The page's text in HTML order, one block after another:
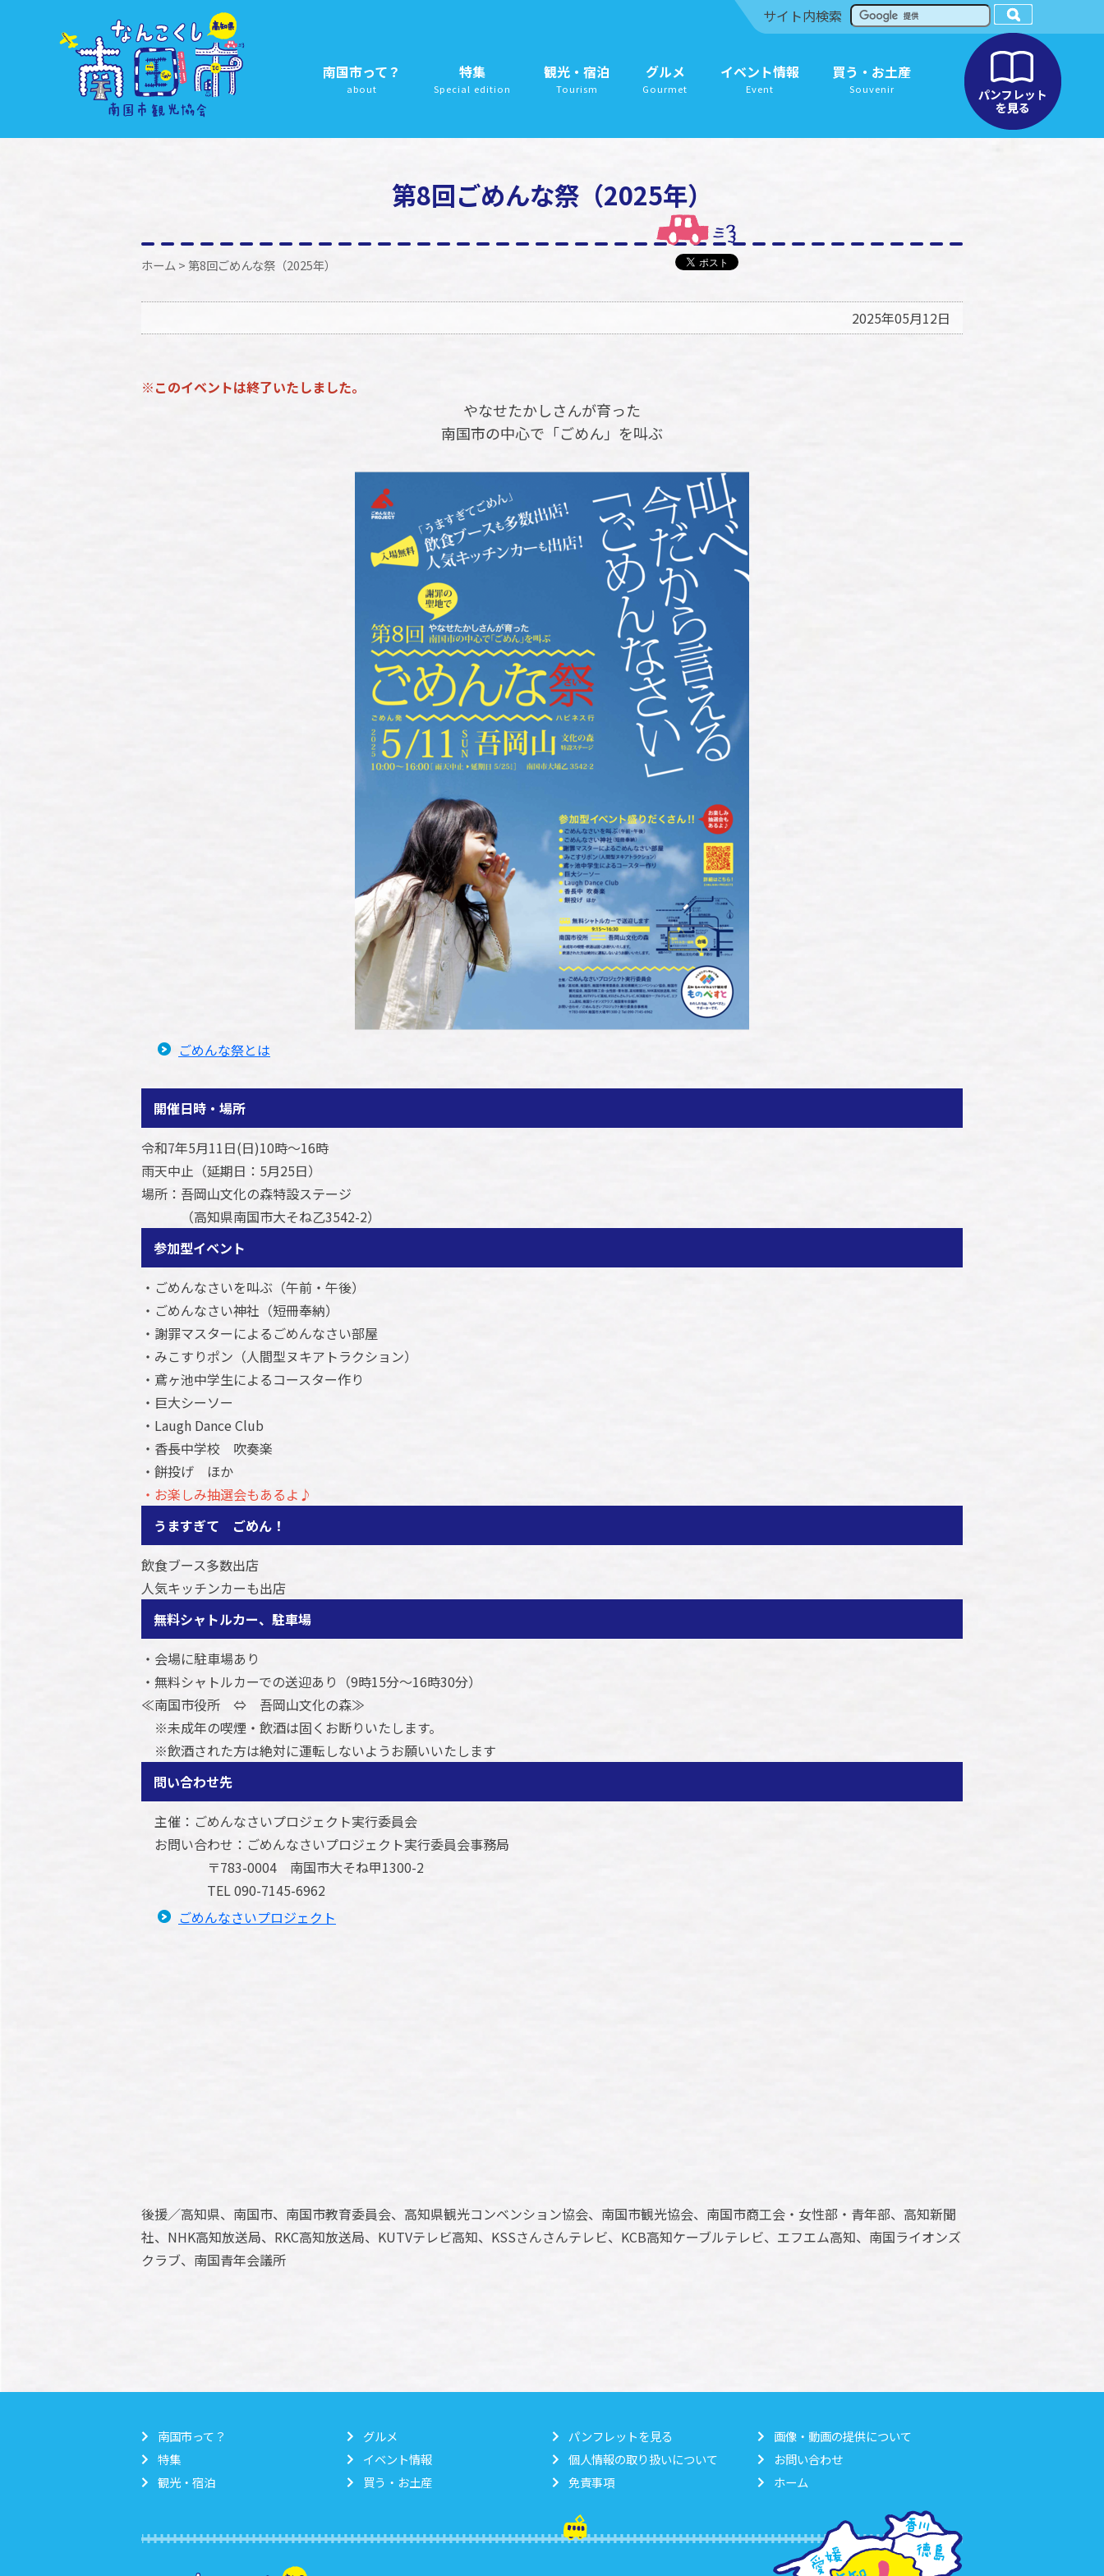
サイト内検索
南国市って？
about
特集
Special edition
観光・宿泊
Tourism
グルメ
Gourmet
イベント情報
Event
買う・お土産
Souvenir
第8回ごめんな祭（2025年）
ホーム > 第8回ごめんな祭（2025年）
2025年05月12日
※このイベントは終了いたしました。
やなせたかしさんが育った
南国市の中心で「ごめん」を叫ぶ
ごめんな祭とは
開催日時・場所
令和7年5月11日(日)10時～16時
雨天中止（延期日：5月25日）
場所：吾岡山文化の森特設ステージ
（高知県南国市大そね乙3542-2）
参加型イベント
・ごめんなさいを叫ぶ（午前・午後）
・ごめんなさい神社（短冊奉納）
・謝罪マスターによるごめんなさい部屋
・みこすりポン（人間型ヌキアトラクション）
・鳶ヶ池中学生によるコースター作り
・巨大シーソー
・Laugh Dance Club
・香長中学校 吹奏楽
・餅投げ ほか
・お楽しみ抽選会もあるよ♪
うますぎて ごめん！
飲食ブース多数出店
人気キッチンカーも出店
無料シャトルカー、駐車場
・会場に駐車場あり
・無料シャトルカーでの送迎あり（9時15分～16時30分）
≪南国市役所 ⇔ 吾岡山文化の森≫
※未成年の喫煙・飲酒は固くお断りいたします。
※飲酒された方は絶対に運転しないようお願いいたします
問い合わせ先
主催：ごめんなさいプロジェクト実行委員会
お問い合わせ：ごめんなさいプロジェクト実行委員会事務局
〒783-0004 南国市大そね甲1300-2
TEL 090-7145-6962
ごめんなさいプロジェクト
後援／高知県、南国市、南国市教育委員会、高知県観光コンベンション協会、南国市観光協会、南国市商工会・女性部・青年部、高知新聞
社、NHK高知放送局、RKC高知放送局、KUTVテレビ高知、KSSさんさんテレビ、KCB高知ケーブルテレビ、エフエム高知、南国ライオンズ
クラブ、南国青年会議所
南国市って？
特集
観光・宿泊
グルメ
イベント情報
買う・お土産
パンフレットを見る
個人情報の取り扱いについて
免責事項
画像・動画の提供について
お問い合わせ
ホーム